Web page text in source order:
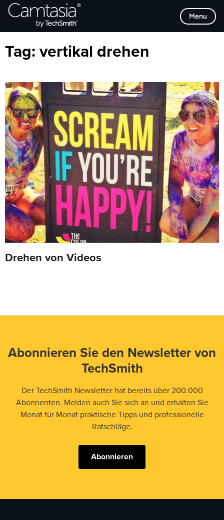
Direkt
zum
Menu
Browse Categories
Tag: vertikal drehen
Drehen von Videos
Abonnieren Sie den Newsletter von
TechSmith
Der TechSmith Newsletter hat bereits über 200.000
Abonnenten. Melden auch Sie sich an und erhalten Sie
Monat für Monat praktische Tipps und professionelle
Ratschläge.
Abonnieren